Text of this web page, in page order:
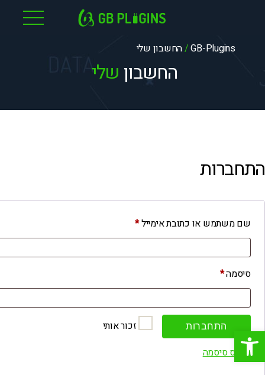
פתח סרגל נגישות
GB-Plugins
/החשבון שלי
החשבון שלי
התחברות
שם משתמש או כתובת אימייל*חובה
סיסמה*חובה
זכור אותי התחברות
איפוס סיסמה